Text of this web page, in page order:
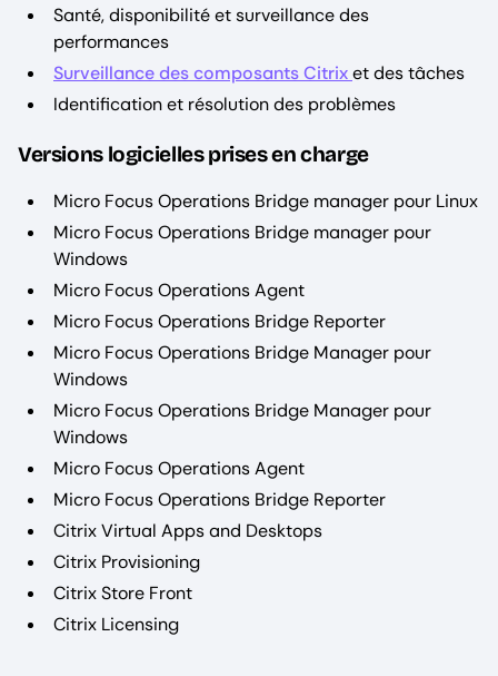
Santé, disponibilité et surveillance des
performances
Surveillance des composants Citrixet des tâches
Identification et résolution des problèmes
Versions logicielles prises en charge
Micro Focus Operations Bridge manager pour Linux
Micro Focus Operations Bridge manager pour
Windows
Micro Focus Operations Agent
Micro Focus Operations Bridge Reporter
Micro Focus Operations Bridge Manager pour
Windows
Micro Focus Operations Bridge Manager pour
Windows
Micro Focus Operations Agent
Micro Focus Operations Bridge Reporter
Citrix Virtual Apps and Desktops
Citrix Provisioning
Citrix Store Front
Citrix Licensing